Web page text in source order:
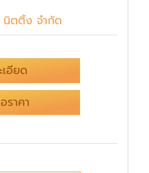
นิตติ้ง จำกัด
เอียด
ราคา